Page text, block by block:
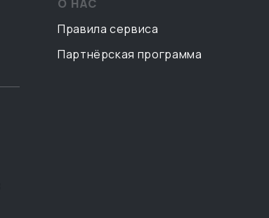
О НАС
Правила сервиса
Партнёрская программа